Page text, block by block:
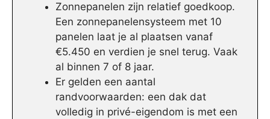
Zonnepanelen zijn relatief goedkoop.
Een zonnepanelensysteem met 10
panelen laat je al plaatsen vanaf
€5.450 en verdien je snel terug. Vaak
al binnen 7 of 8 jaar.
Er gelden een aantal
randvoorwaarden: een dak dat
volledig in privé-eigendom is met een